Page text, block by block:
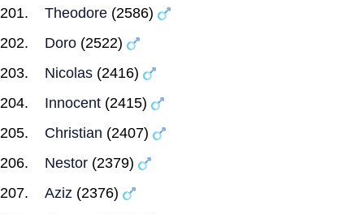
Theodore (2586)
Doro (2522)
Nicolas (2416)
Innocent (2415)
Christian (2407)
Nestor (2379)
Aziz (2376)